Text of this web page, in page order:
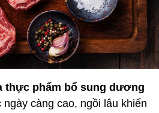
thực phẩm bổ sung dương
càng cao, ngồi lâu khiến